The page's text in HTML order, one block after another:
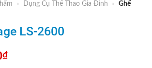
» Dụng Cụ Thể Thao Gia Đình »
Ghế
LS-2600
₫